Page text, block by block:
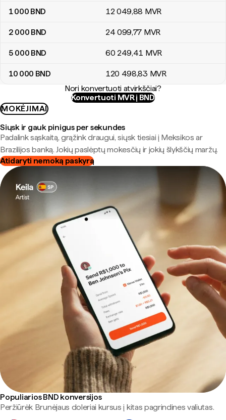
1 000 BND 12 049,88 MVR
2 000 BND 24 099,77 MVR
5 000 BND 60 249,41 MVR
10 000 BND 120 498,83 MVR
Nori konvertuoti atvirkščiai?
Konvertuoti MVR į BND
MOKĖJIMAI
Siųsk ir gauk pinigus per sekundes
Padalink sąskaitą, grąžink draugui, siųsk tiesiai į Meksikos ar
Brazilijos banką. Jokių paslėptų mokesčių ir jokių šlykščių maržų.
Atidaryti nemoką paskyrą
Populiarios BND konversijos
Peržiūrėk Brunėjaus doleriai kursus į kitas pagrindines valiutas.